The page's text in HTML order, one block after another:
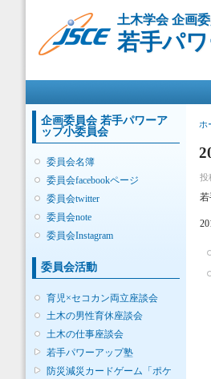
土木学会 企画
若手パ
企画委員会 若手パワーア
ップ小委員会
委員会名簿
委員会facebookページ
委員会twitter
委員会note
委員会Instagram
委員会活動
育児×セコカン両立座談会
土木の男性育休座談会
土木の仕事座談会
若手パワーアップ塾
防災減災カードゲーム「ポケ
ホ
投